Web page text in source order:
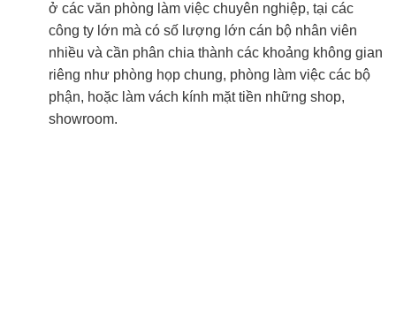
ở các văn phòng làm việc chuyên nghiệp, tại các
công ty lớn mà có số lượng lớn cán bộ nhân viên
nhiều và cần phân chia thành các khoảng không gian
riêng như phòng họp chung, phòng làm việc các bộ
phận, hoặc làm vách kính mặt tiền những shop,
showroom.